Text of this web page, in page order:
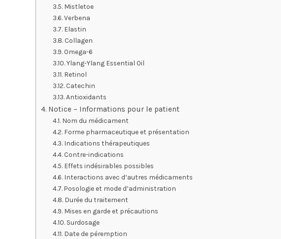
Mistletoe
Verbena
Elastin
Collagen
Omega-6
Ylang-Ylang Essential Oil
Retinol
Catechin
Antioxidants
Notice – Informations pour le patient
Nom du médicament
Forme pharmaceutique et présentation
Indications thérapeutiques
Contre-indications
Effets indésirables possibles
Interactions avec d’autres médicaments
Posologie et mode d’administration
Durée du traitement
Mises en garde et précautions
Surdosage
Date de péremption